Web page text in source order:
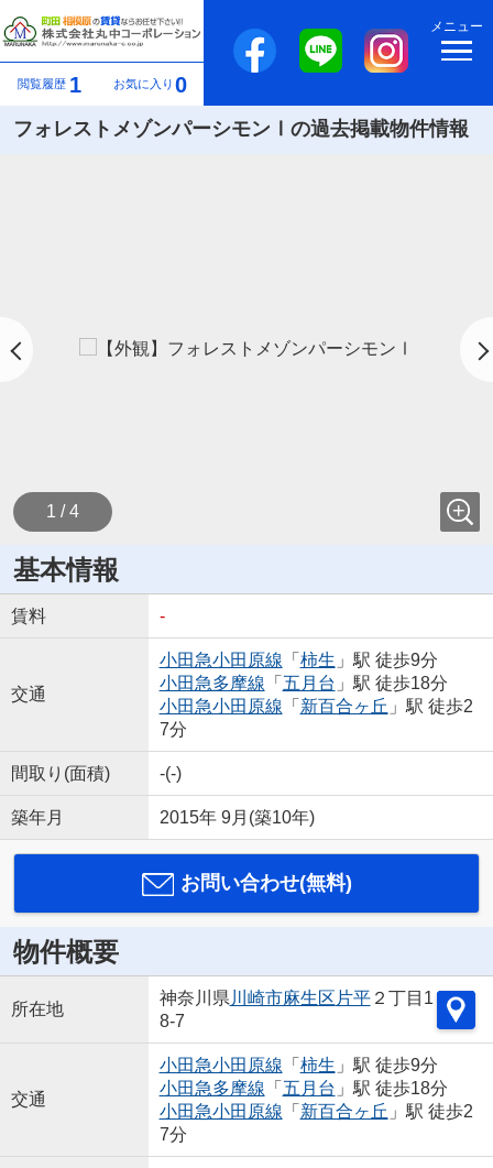
閲覧履歴 1 お気に入り 0
メニュー
フォレストメゾンパーシモンⅠの過去掲載物件情報
1 / 4
基本情報
賃料 -
交通
小田急小田原線 「 柿生 」駅 徒歩9分
小田急多摩線 「 五月台 」駅 徒歩18分
小田急小田原線 「 新百合ヶ丘 」駅 徒歩2
7分
間取り(面積) -(-)
築年月 2015年 9月(築10年)
お問い合わせ(無料)
物件概要
所在地
神奈川県川崎市麻生区 片平２丁目1
8-7
交通
小田急小田原線 「 柿生 」駅 徒歩9分
小田急多摩線 「 五月台 」駅 徒歩18分
小田急小田原線 「 新百合ヶ丘 」駅 徒歩2
7分